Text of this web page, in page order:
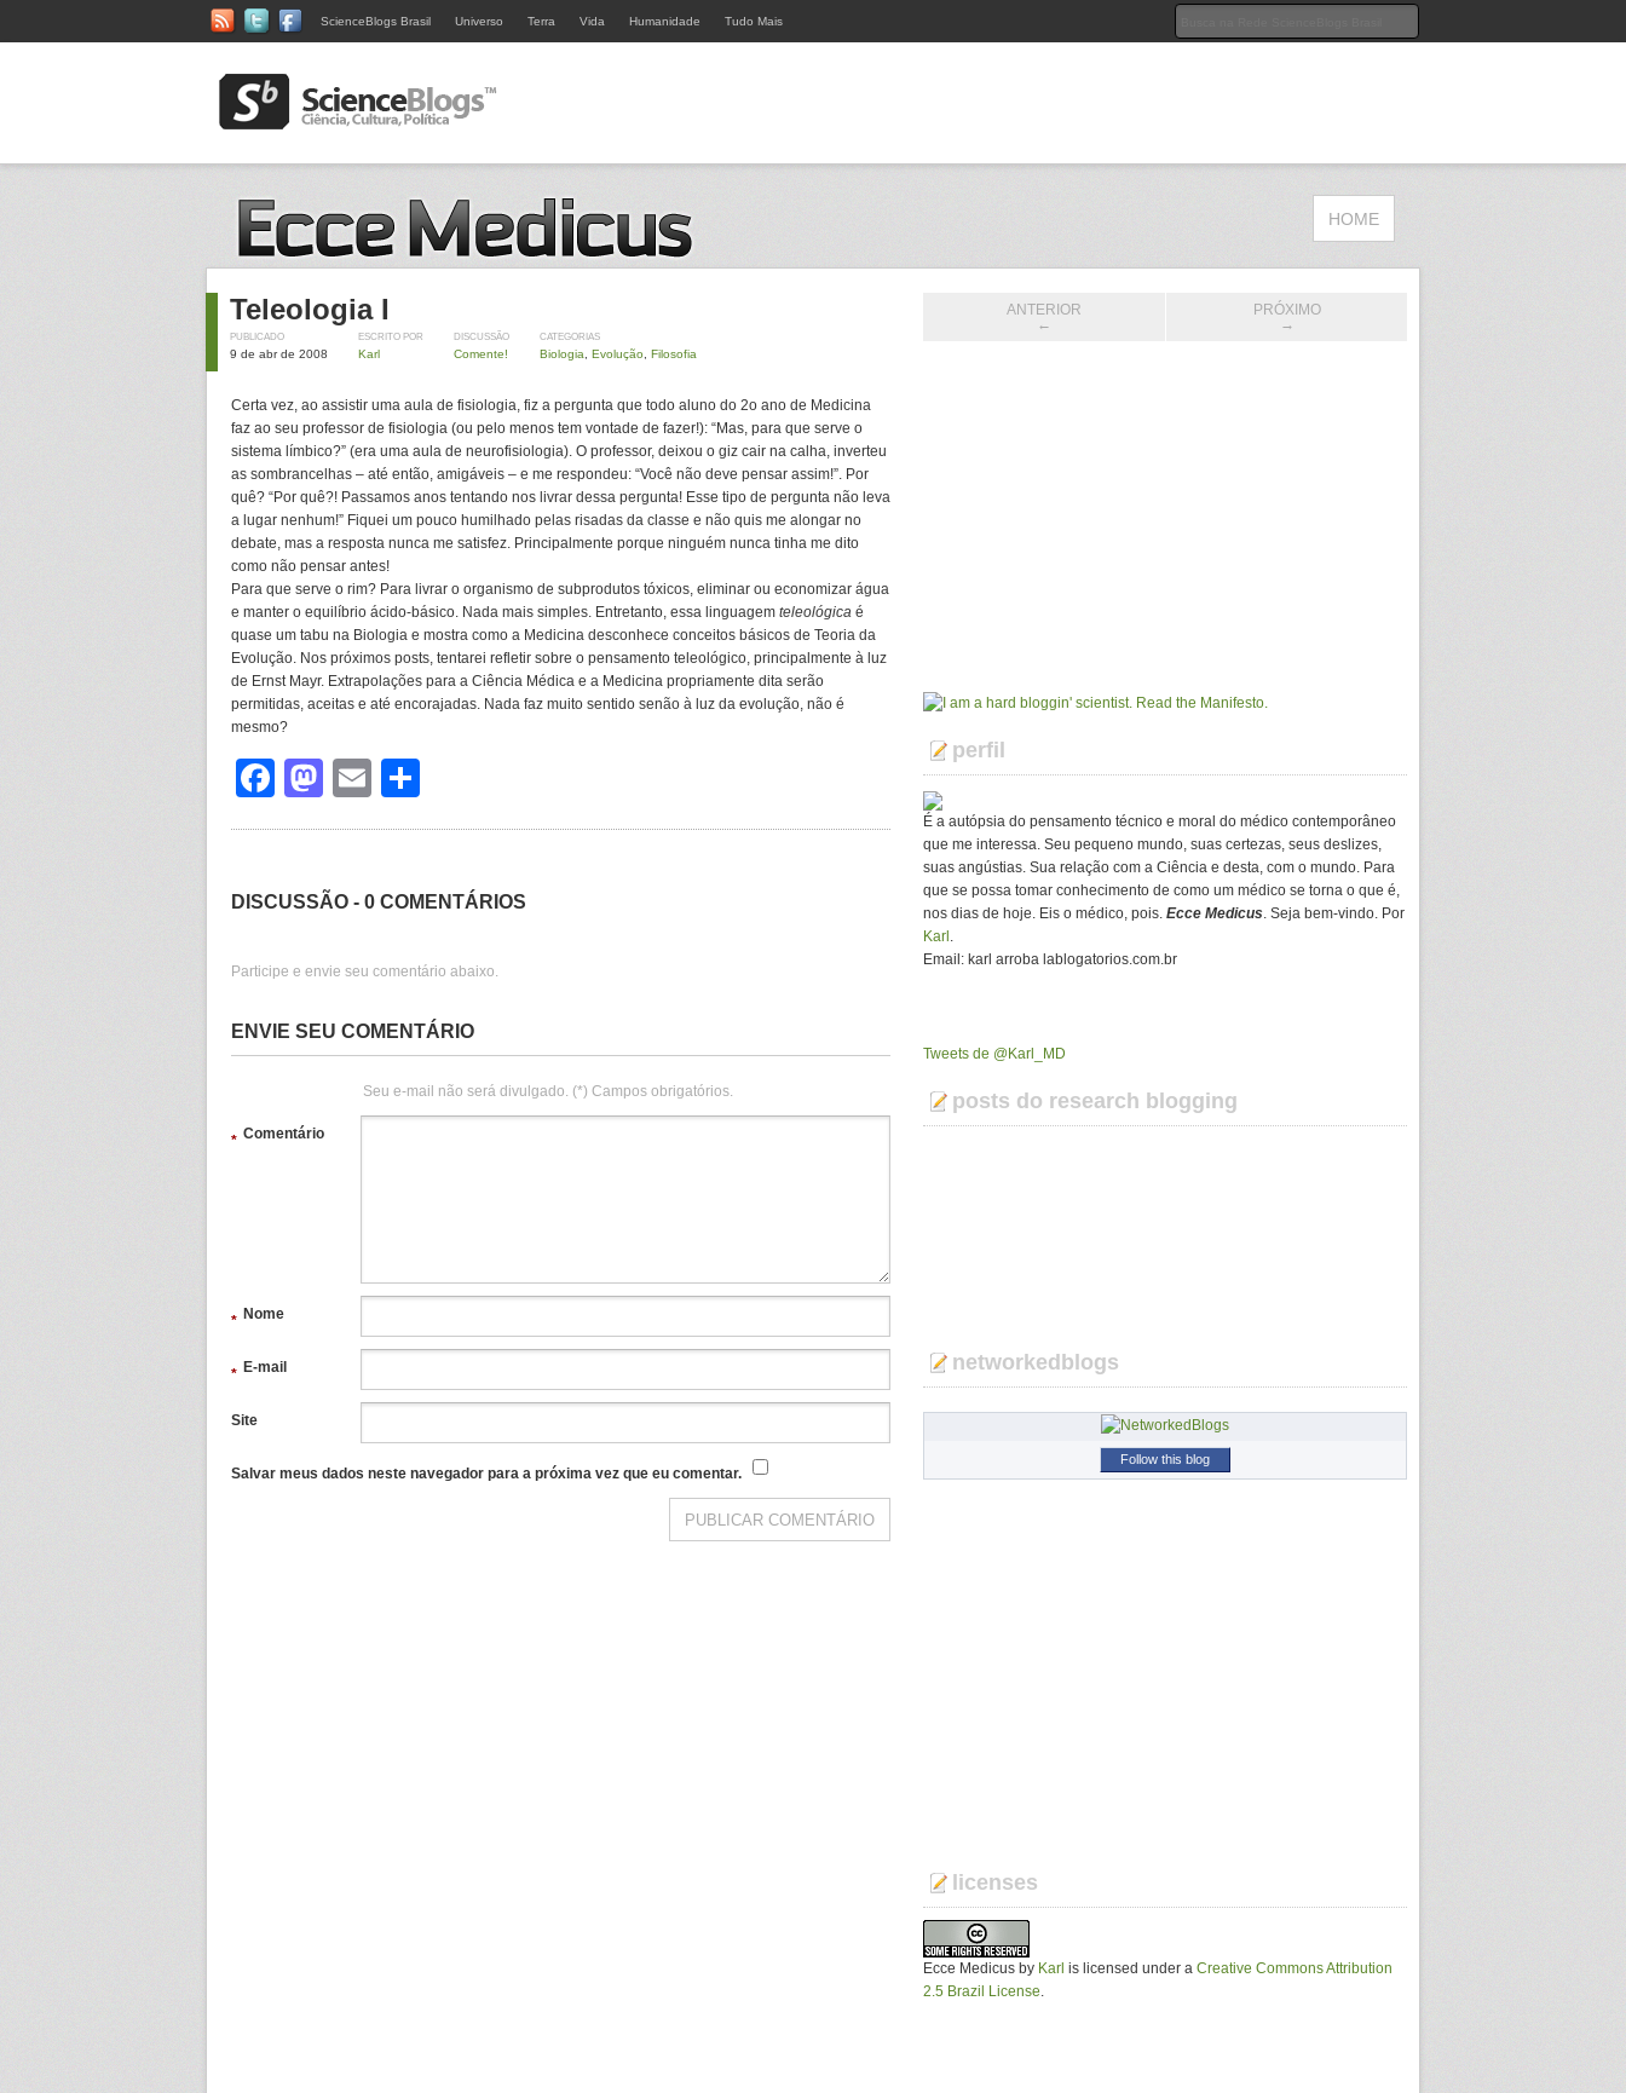
ScienceBlogs Brasil Universo Terra Vida Humanidade Tudo Mais
HOME
Teleologia I
PUBLICADO
9 de abr de 2008
ESCRITO POR
Karl
DISCUSSÃO
Comente!
CATEGORIAS
Biologia Evolução Filosofia
Certa vez, ao assistir uma aula de fisiologia, fiz a pergunta que todo aluno do 2o ano de Medicina
faz ao seu professor de fisiologia (ou pelo menos tem vontade de fazer!): “Mas, para que serve o
sistema límbico?” (era uma aula de neurofisiologia). O professor, deixou o giz cair na calha, inverteu
as sombrancelhas – até então, amigáveis – e me respondeu: “Você não deve pensar assim!”. Por
quê? “Por quê?! Passamos anos tentando nos livrar dessa pergunta! Esse tipo de pergunta não leva
a lugar nenhum!” Fiquei um pouco humilhado pelas risadas da classe e não quis me alongar no
debate, mas a resposta nunca me satisfez. Principalmente porque ninguém nunca tinha me dito
como não pensar antes!
Para que serve o rim? Para livrar o organismo de subprodutos tóxicos, eliminar ou economizar água
e manter o equilíbrio ácido-básico. Nada mais simples. Entretanto, essa linguagem teleológica é
quase um tabu na Biologia e mostra como a Medicina desconhece conceitos básicos de Teoria da
Evolução. Nos próximos posts, tentarei refletir sobre o pensamento teleológico, principalmente à luz
de Ernst Mayr. Extrapolações para a Ciência Médica e a Medicina propriamente dita serão
permitidas, aceitas e até encorajadas. Nada faz muito sentido senão à luz da evolução, não é
mesmo?
Facebook
Mastodon
Email
DISCUSSÃO - 0 COMENTÁRIOS
Participe e envie seu comentário abaixo.
ENVIE SEU COMENTÁRIO
Seu e-mail não será divulgado. (*) Campos obrigatórios.
Comentário
*
Nome
*
E-mail
*
Site
Salvar meus dados neste navegador para a próxima vez que eu comentar.
ANTERIOR
←
PRÓXIMO
→
perfil
É a autópsia do pensamento técnico e moral do médico contemporâneo
que me interessa. Seu pequeno mundo, suas certezas, seus deslizes,
suas angústias. Sua relação com a Ciência e desta, com o mundo. Para
que se possa tomar conhecimento de como um médico se torna o que é,
nos dias de hoje. Eis o médico, pois. Ecce Medicus. Seja bem-vindo. Por
Karl .
Email: karl arroba lablogatorios.com.br
Tweets de @Karl_MD
posts do research blogging
networkedblogs
Follow this blog
licenses
Ecce Medicus by Karl is licensed under a Creative Commons Attribution
2.5 Brazil License.